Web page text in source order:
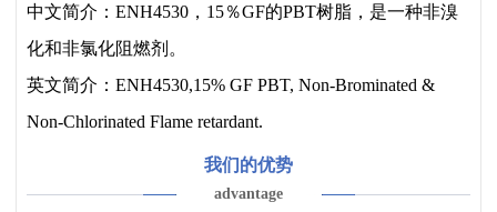
中文简介：ENH4530，15％GF的PBT树脂，是一种非溴
化和非氯化阻燃剂。
英文简介：ENH4530,15% GF PBT, Non-Brominated &
Non-Chlorinated Flame retardant.
我们的优势
advantage